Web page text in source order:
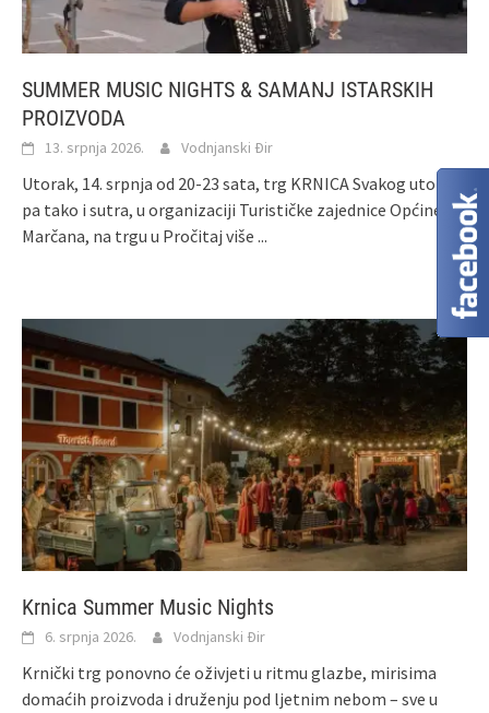
SUMMER MUSIC NIGHTS & SAMANJ ISTARSKIH
PROIZVODA
13. srpnja 2026. Vodnjanski Đir
Utorak, 14. srpnja od 20-23 sata, trg KRNICA Svakog utorka,
pa tako i sutra, u organizaciji Turističke zajednice Općine
Marčana, na trgu u Pročitaj više ...
Krnica Summer Music Nights
6. srpnja 2026. Vodnjanski Đir
Krnički trg ponovno će oživjeti u ritmu glazbe, mirisima
domaćih proizvoda i druženju pod ljetnim nebom – sve u